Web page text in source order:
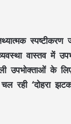
स्पष्टीकरण
वास्तव में
उपभोक्ताओंके
रही ‘दोहरा